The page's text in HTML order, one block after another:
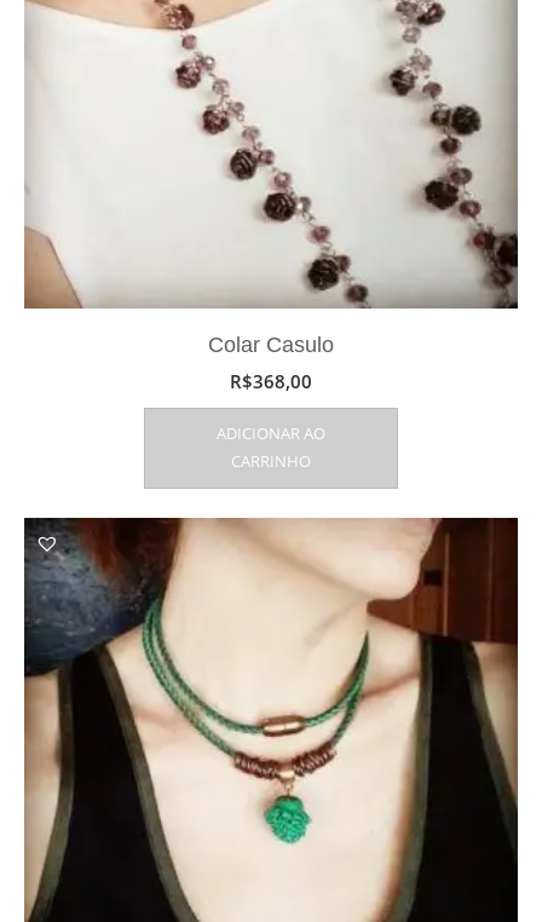
Colar Casulo
R$368,00
ADICIONAR AO
CARRINHO